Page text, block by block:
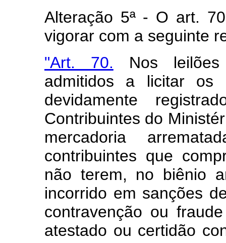
Alteração 5ª - O art.
vigorar com a seguinte
"Art. 70. Nos leilões
admitidos a licitar os
devidamente
Contribuintes do
mercadoria
contribuintes que
não terem, no biênio
incorrido em sanções
contravenção ou
atestado ou certidão